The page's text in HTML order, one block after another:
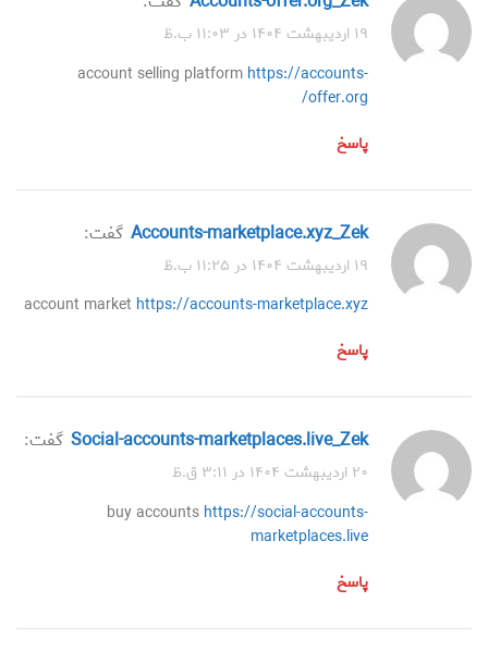
۱۹ اردیبهشت ۱۴۰۴ در ۱۱:۰۳ ب.ظ
account selling platform https://accounts-
offer.org/
پاسخ
accounts-marketplace.xyz_Zek گفت:
۱۹ اردیبهشت ۱۴۰۴ در ۱۱:۲۵ ب.ظ
account market https://accounts-marketplace.xyz
پاسخ
social-accounts-marketplaces.live_Zek گفت:
۲۰ اردیبهشت ۱۴۰۴ در ۳:۱۱ ق.ظ
buy accounts https://social-accounts-
marketplaces.live
پاسخ